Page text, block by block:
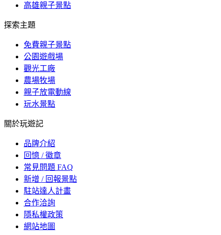
高雄親子景點
探索主題
免費親子景點
公園遊戲場
觀光工廠
農場牧場
親子放電動線
玩水景點
關於玩遊記
品牌介紹
回憶 / 徽章
常見問題 FAQ
新增 / 回報景點
駐站達人計畫
合作洽詢
隱私權政策
網站地圖